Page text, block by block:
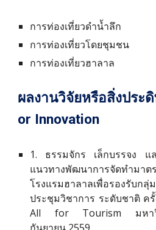
การท่องเที่ยวดำน้ำลึก
การท่องเที่ยวโดยชุมชน
การท่องเที่ยวฮาลาล
ผลงานวิจัยหรือสิ่งประ
or Innovation
1. ธรรมจักร เล็กบรรจง
แนวทางพัฒนาการจัดทำมาต
โรงแรมฮาลาลเพื่อรองรับกลุ่
ประชุมวิชาการ ระดับชาติ ค
All for Tourism มหาวิท